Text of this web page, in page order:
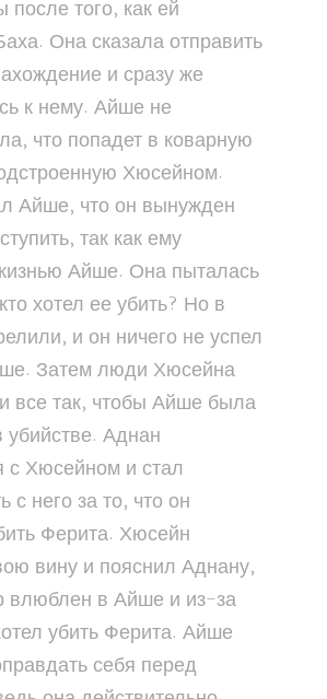
после того, как ей
Она сказала отправить
и сразу же
к нему. Айше не
что попадет в коварную
Хюсейном.
Айше, что он вынужден
так как ему
Айше. Она пыталась
хотел ее убить? Но в
и он ничего не успел
Затем люди Хюсейна
все так, чтобы Айше была
убийстве. Аднан
с Хюсейном и стал
с него за то, что он
Ферита. Хюсейн
вину и пояснил Аднану,
влюблен в Айше и из-за
убить Ферита. Айше
себя перед